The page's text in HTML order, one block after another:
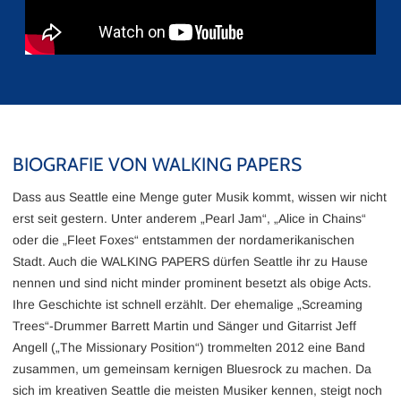
BIOGRAFIE VON WALKING PAPERS
Dass aus Seattle eine Menge guter Musik kommt, wissen wir nicht
erst seit gestern. Unter anderem „Pearl Jam“, „Alice in Chains“
oder die „Fleet Foxes“ entstammen der nordamerikanischen
Stadt. Auch die WALKING PAPERS dürfen Seattle ihr zu Hause
nennen und sind nicht minder prominent besetzt als obige Acts.
Ihre Geschichte ist schnell erzählt. Der ehemalige „Screaming
Trees“-Drummer Barrett Martin und Sänger und Gitarrist Jeff
Angell („The Missionary Position“) trommelten 2012 eine Band
zusammen, um gemeinsam kernigen Bluesrock zu machen. Da
sich im kreativen Seattle die meisten Musiker kennen, steigt noch